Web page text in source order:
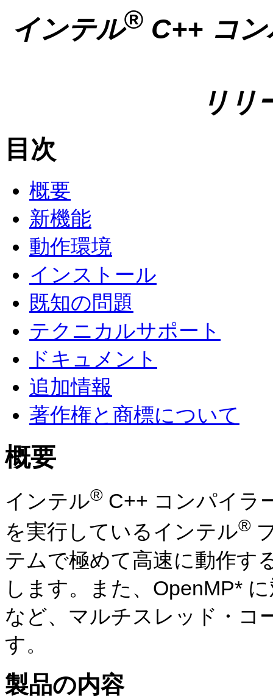
インテル® C++ コ
リリ
目次
概要
新機能
動作環境
インストール
既知の問題
テクニカルサポート
ドキュメント
追加情報
著作権と商標について
概要
インテル® C++ コンパイラ
を実行している インテル®
テムで極めて高速に動作す
します。また、OpenMP*
など、マルチスレッド・コ
す。
製品の内容